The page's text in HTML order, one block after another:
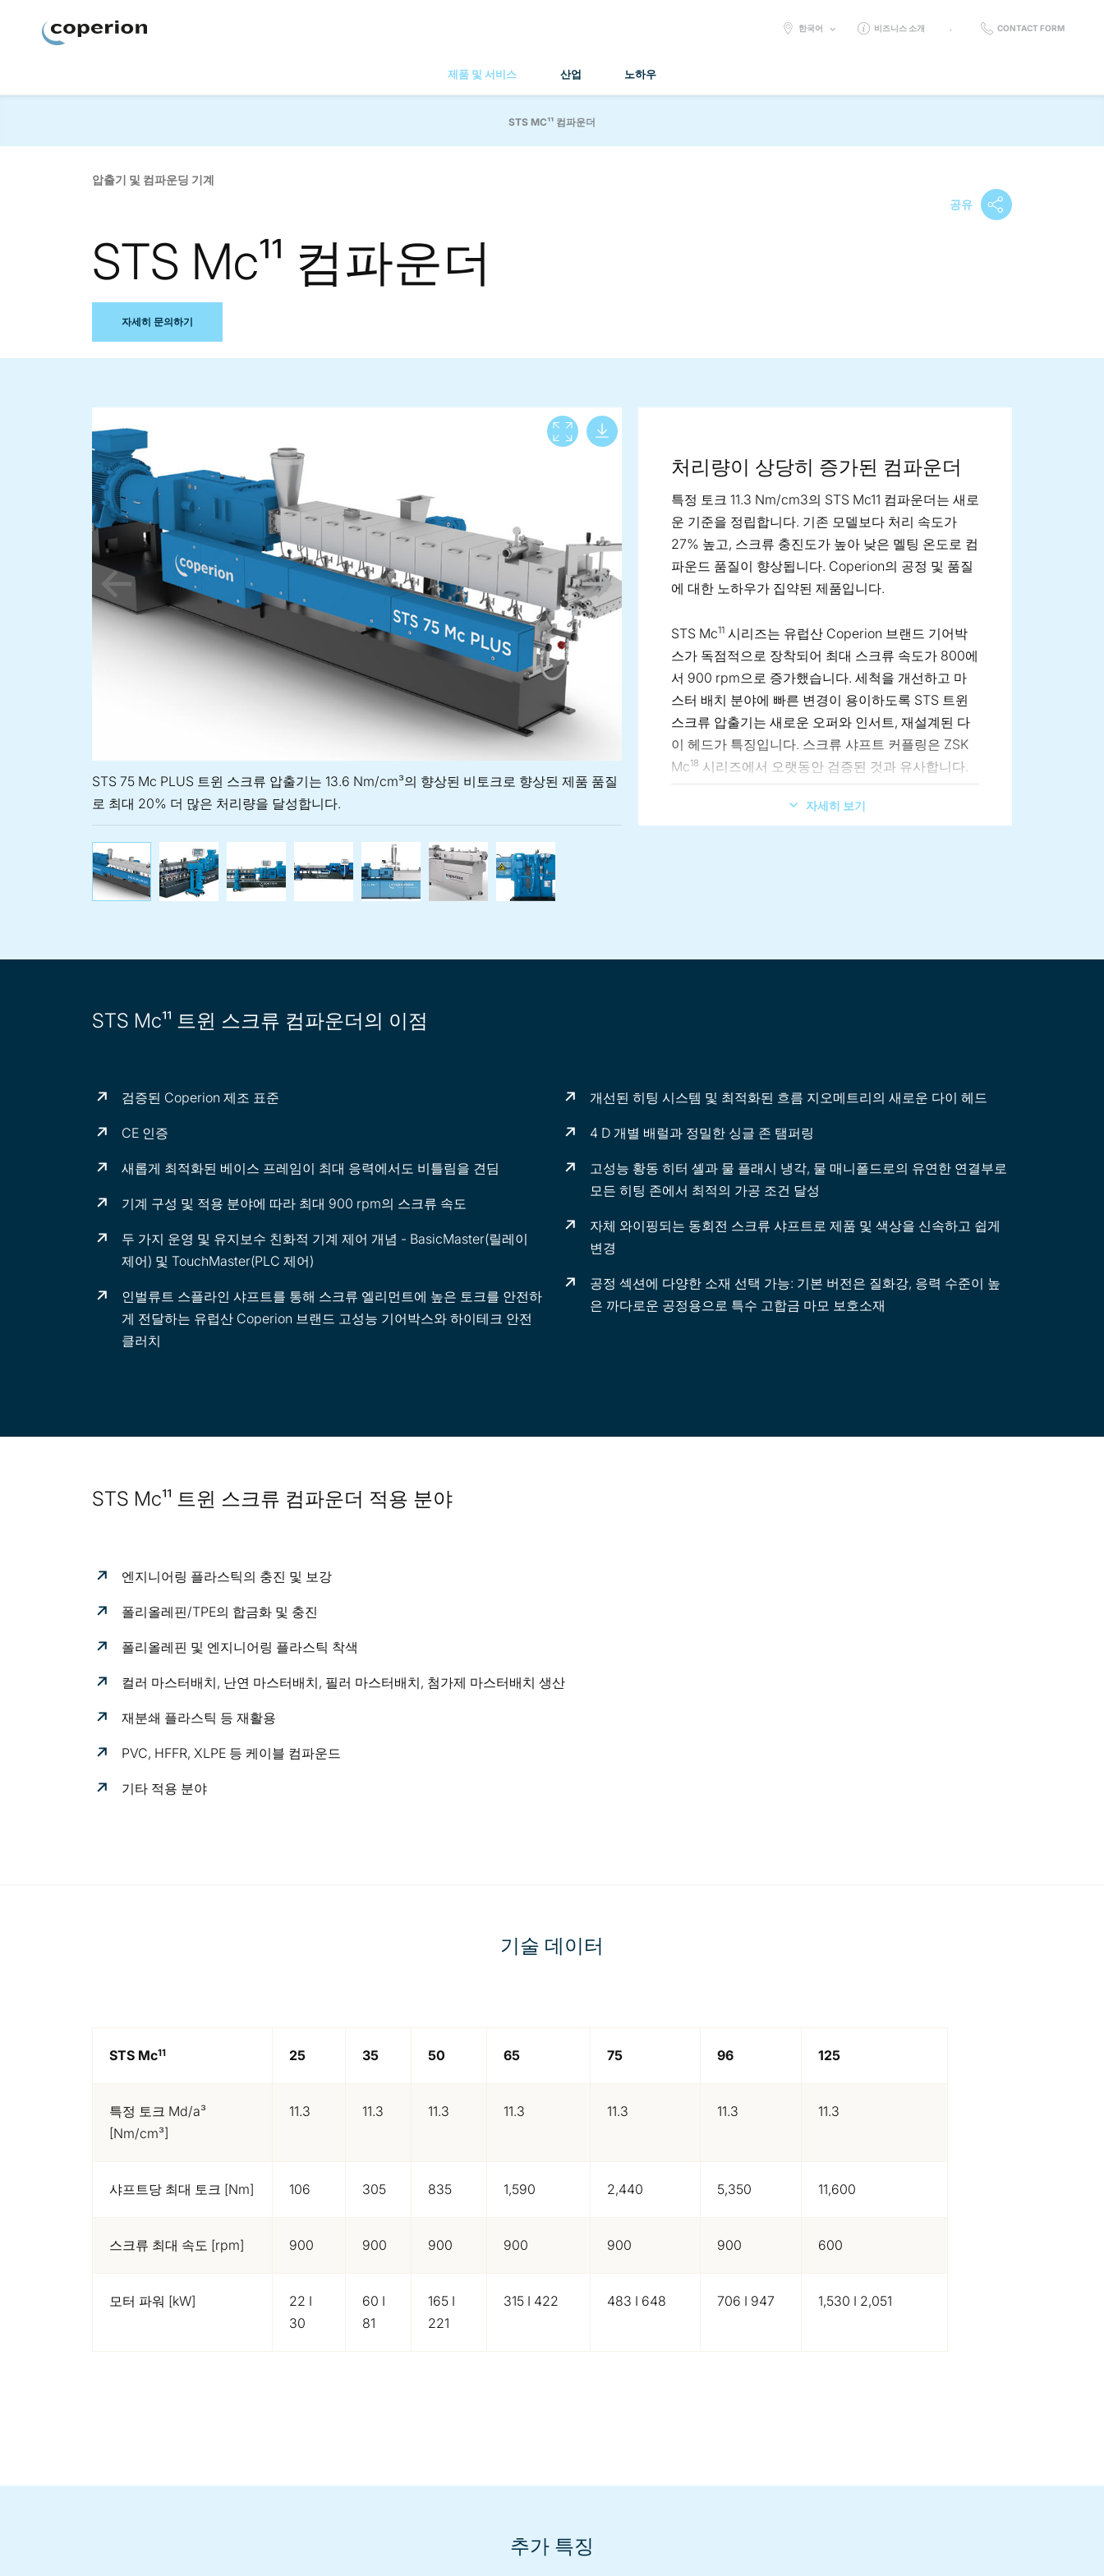
제품 및 서비스 산업 노하우
SELECT
한국어 비즈니스 소개 CONTACT FORM
STS MC¹¹ 컴파운더
압출기 및 컴파운딩 기계
공유
STS Mc¹¹ 컴파운더
자세히 문의하기
View full screen
STS 75 Mc PLUS 트윈 스크류 압출기는 13.6 Nm/cm³의 향상된 비토크로 향상된 제품 품질
로 최대 20% 더 많은 처리량을 달성합니다.
STS 75 Mc PLUS 트윈 스크류 압출기는 13.6 Nm/cm³의 향상된 비토크로 향상된 제품 품질로 최대 20% 더 많은 처리량을 달성합니다.
Coperion 트윈 스크류 압출기 STS 65 Mc¹¹ 및 사이드 피더
특정 토크 11.3 Nm/cm³의 트윈 스크류 컴파운더 STS 65 Mc¹¹
스크류 속도 900 rpm의 트윈 스크류 압출기 STS 96 Mc¹¹
트윈 스크류 컴파운더 STS 35 Mc¹¹ – 마스터배치 처리에 최적
STS 25 Mc¹¹
처리량이 상당히 증가된 컴파운더
특정 토크 11.3 Nm/cm3의 STS Mc11 컴파운더는 새로
운 기준을 정립합니다. 기존 모델보다 처리 속도가
27% 높고, 스크류 충진도가 높아 낮은 멜팅 온도로 컴
파운드 품질이 향상됩니다. Coperion의 공정 및 품질
에 대한 노하우가 집약된 제품입니다.
STS Mc11 시리즈는 유럽산 Coperion 브랜드 기어박
스가 독점적으로 장착되어 최대 스크류 속도가 800에
서 900 rpm으로 증가했습니다. 세척을 개선하고 마
스터 배치 분야에 빠른 변경이 용이하도록 STS 트윈
스크류 압출기는 새로운 오퍼와 인서트, 재설계된 다
이 헤드가 특징입니다. 스크류 샤프트 커플링은 ZSK
Mc18 시리즈에서 오랫동안 검증된 것과 유사합니다.
새롭게 최적화된 베이스 프레임은 최대 응력에서도
자세히 보기
STS Mc¹¹ 트윈 스크류 컴파운더의 이점
검증된 Coperion 제조 표준
CE 인증
새롭게 최적화된 베이스 프레임이 최대 응력에서도 비틀림을 견딤
기계 구성 및 적용 분야에 따라 최대 900 rpm의 스크류 속도
두 가지 운영 및 유지보수 친화적 기계 제어 개념 - BasicMaster(릴레이
제어) 및 TouchMaster(PLC 제어)
인벌류트 스플라인 샤프트를 통해 스크류 엘리먼트에 높은 토크를 안전하
게 전달하는 유럽산 Coperion 브랜드 고성능 기어박스와 하이테크 안전
클러치
개선된 히팅 시스템 및 최적화된 흐름 지오메트리의 새로운 다이 헤드
4 D 개별 배럴과 정밀한 싱글 존 탬퍼링
고성능 황동 히터 셸과 물 플래시 냉각, 물 매니폴드로의 유연한 연결부로
모든 히팅 존에서 최적의 가공 조건 달성
자체 와이핑되는 동회전 스크류 샤프트로 제품 및 색상을 신속하고 쉽게
변경
공정 섹션에 다양한 소재 선택 가능: 기본 버전은 질화강, 응력 수준이 높
은 까다로운 공정용으로 특수 고합금 마모 보호소재
STS Mc¹¹ 트윈 스크류 컴파운더 적용 분야
엔지니어링 플라스틱의 충진 및 보강
폴리올레핀/TPE의 합금화 및 충진
폴리올레핀 및 엔지니어링 플라스틱 착색
컬러 마스터배치, 난연 마스터배치, 필러 마스터배치, 첨가제 마스터배치 생산
재분쇄 플라스틱 등 재활용
PVC, HFFR, XLPE 등 케이블 컴파운드
기타 적용 분야
기술 데이터
STS Mc11 25 35 50 65 75 96 125
특정 토크 Md/a³
[Nm/cm³]
11.3 11.3 11.3 11.3 11.3 11.3 11.3
샤프트당 최대 토크 [Nm] 106 305 835 1,590 2,440 5,350 11,600
스크류 최대 속도 [rpm] 900 900 900 900 900 900 600
모터 파워 [kW]
22 I
30
60 I
81
165 I
221
315 I 422 483 I 648 706 I 947 1,530 I 2,051
추가 특징